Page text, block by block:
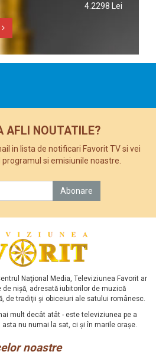
4.2298 Lei
AFLI NOUTATILE?
in lista de notificari Favorit TV si vei
si emisiunile noastre.
Naţional Media, Televiziunea Favorit ar
nişă, adresată iubitorilor de muzică
de tradiţii şi obiceiuri ale satului românesc.
mult decât atât - este televiziunea pe a
nu numai la sat, ci şi în marile oraşe.
noastre